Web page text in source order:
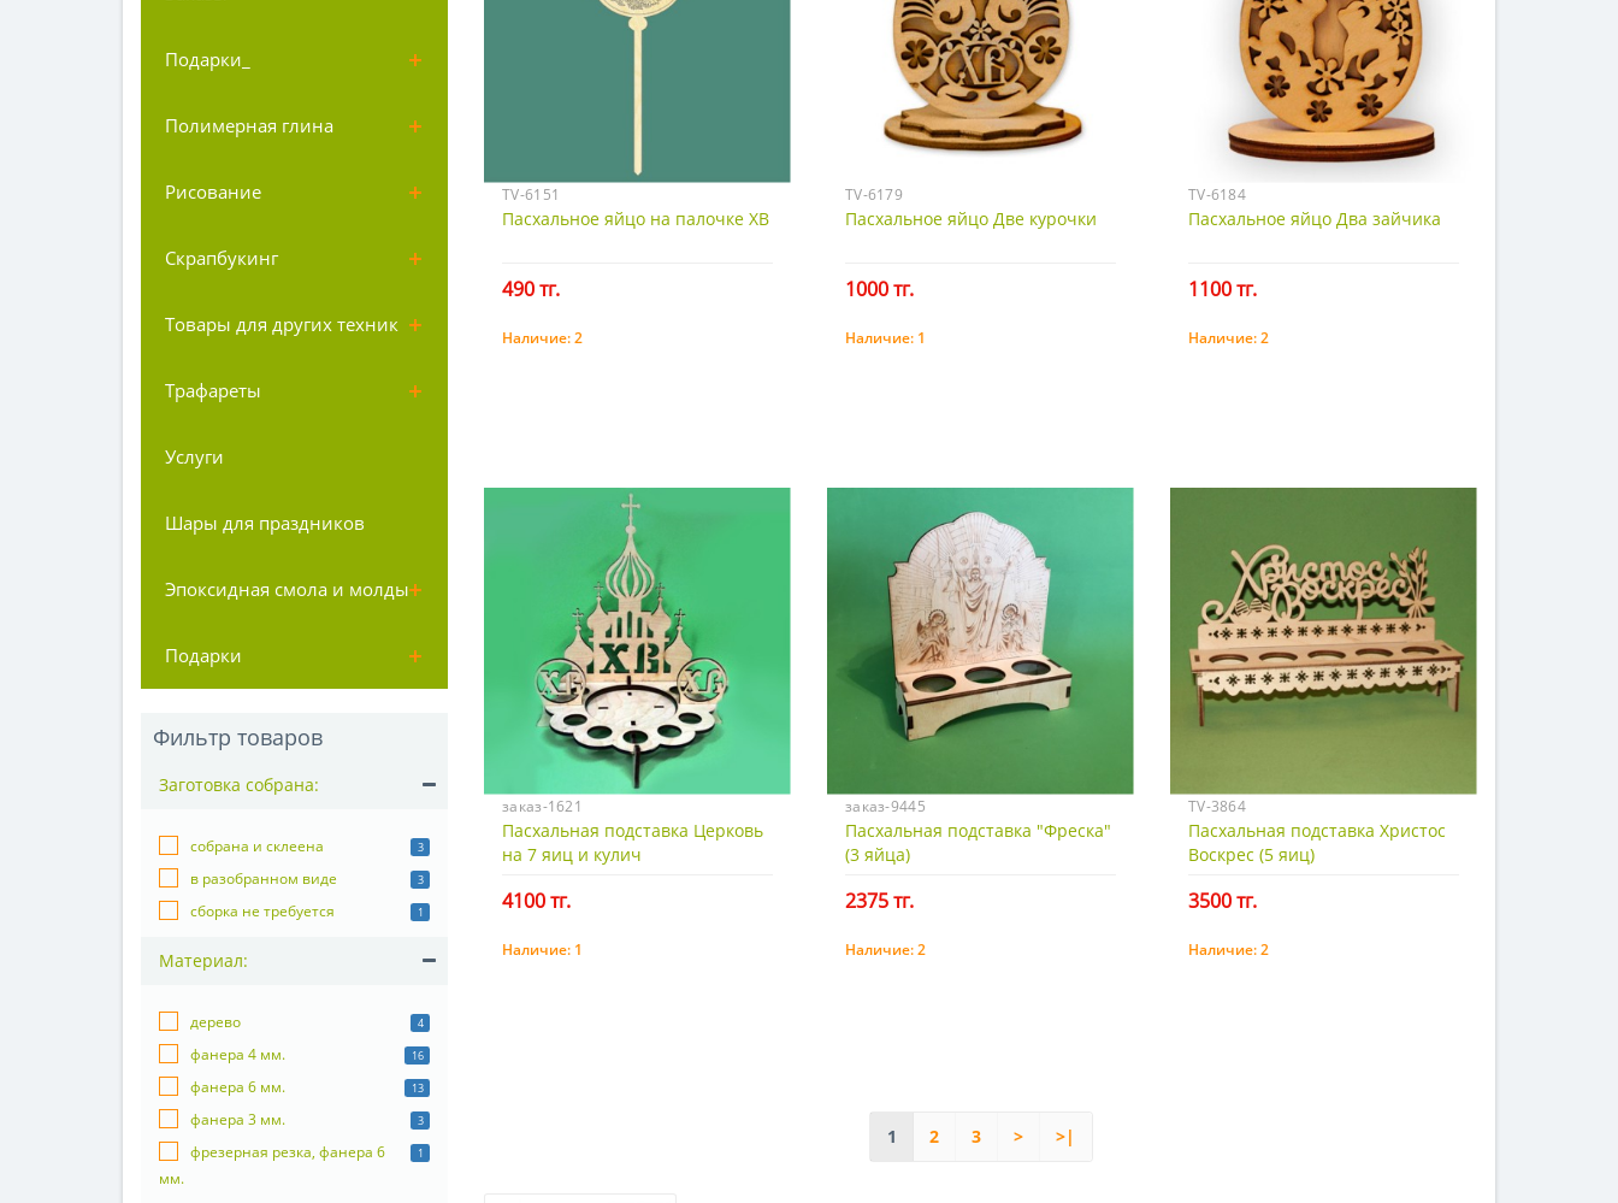
Подарки_
Полимерная глина
Рисование
Скрапбукинг
Товары для других техник
Трафареты
Услуги
Шары для праздников
Эпоксидная смола и молды
Подарки
Фильтр товаров
Заготовка собрана:
собрана и склеена 3
в разобранном виде 3
сборка не требуется 1
Материал:
дерево 4
фанера 4 мм. 16
фанера 6 мм. 13
фанера 3 мм. 3
фрезерная резка, фанера 6
мм.
1
TV-6151
Пасхальное яйцо на палочке ХВ
490 тг.
Купить
Наличие:2
TV-6179
Пасхальное яйцо Две курочки
1000 тг.
Купить
Наличие: 1
TV-6184
Пасхальное яйцо Два зайчика
1100 тг.
Купить
Наличие:2
заказ-1621
Пасхальная подставка Церковь
на 7 яиц и кулич
4100 тг.
Купить
Наличие: 1
заказ-9445
Пасхальная подставка "Фреска"
(3 яйца)
2375 тг.
Купить
Наличие:2
TV-3864
Пасхальная подставка Христос
Воскрес (5 яиц)
3500 тг.
Купить
Наличие:2
1 2 3 > >|